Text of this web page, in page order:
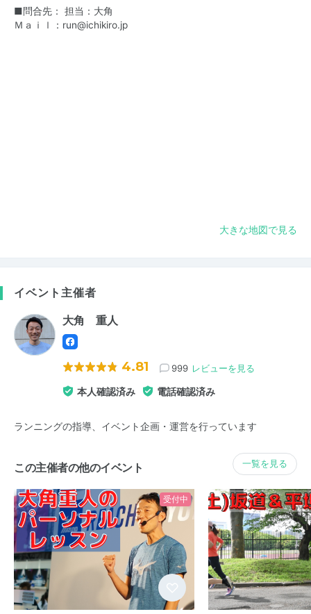
■問合先： 担当：大角
Ｍａｉｌ： run@ichikiro.jp
大きな地図で見る
イベント主催者
大角 重人
4.81 999 レビューを見る
本人確認済み 電話確認済み
ランニングの指導、イベント企画・運営を行っています
この主催者の他のイベント 一覧を見る
受付中